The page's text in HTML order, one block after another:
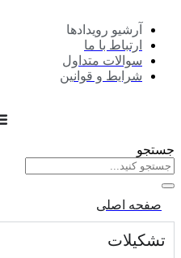
آرشیو رویدادها
ارتباط با ما
سوالات متداول
شرایط و قوانین
جستجو
صفحه اصلی
تشکیلات